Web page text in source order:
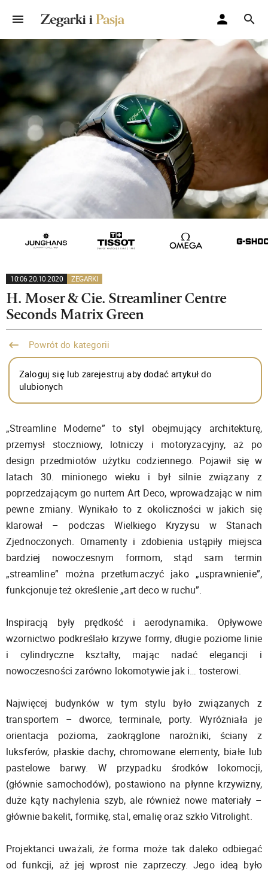
10:06 20.10.2020 ZEGARKI
H. Moser & Cie. Streamliner Centre
Seconds Matrix Green
Powrót do kategorii
Zaloguj się lub zarejestruj aby dodać artykuł do
ulubionych
„Streamline Moderne” to styl obejmujący architekturę,
przemysł stoczniowy, lotniczy i motoryzacyjny, aż po
design przedmiotów użytku codziennego. Pojawił się w
latach 30. minionego wieku i był silnie związany z
poprzedzającym go nurtem Art Deco, wprowadzając w nim
pewne zmiany. Wynikało to z okoliczności w jakich się
klarował – podczas Wielkiego Kryzysu w Stanach
Zjednoczonych. Ornamenty i zdobienia ustąpiły miejsca
bardziej nowoczesnym formom, stąd sam termin
„streamline” można przetłumaczyć jako „usprawnienie”,
funkcjonuje też określenie „art deco w ruchu”.
Inspiracją były prędkość i aerodynamika. Opływowe
wzornictwo podkreślało krzywe formy, długie poziome linie
i cylindryczne kształty, mając nadać elegancji i
nowoczesności zarówno lokomotywie jak i… tosterowi.
Najwięcej budynków w tym stylu było związanych z
transportem – dworce, terminale, porty. Wyróżniała je
orientacja pozioma, zaokrąglone narożniki, ściany z
luksferów, płaskie dachy, chromowane elementy, białe lub
pastelowe barwy. W przypadku środków lokomocji,
(głównie samochodów), postawiono na płynne krzywizny,
duże kąty nachylenia szyb, ale również nowe materiały –
głównie bakelit, formikę, stal, emalię oraz szkło Vitrolight.
Projektanci uważali, że forma może tak daleko odbiegać
od funkcji, aż jej wprost nie zaprzeczy. Jego ideą było